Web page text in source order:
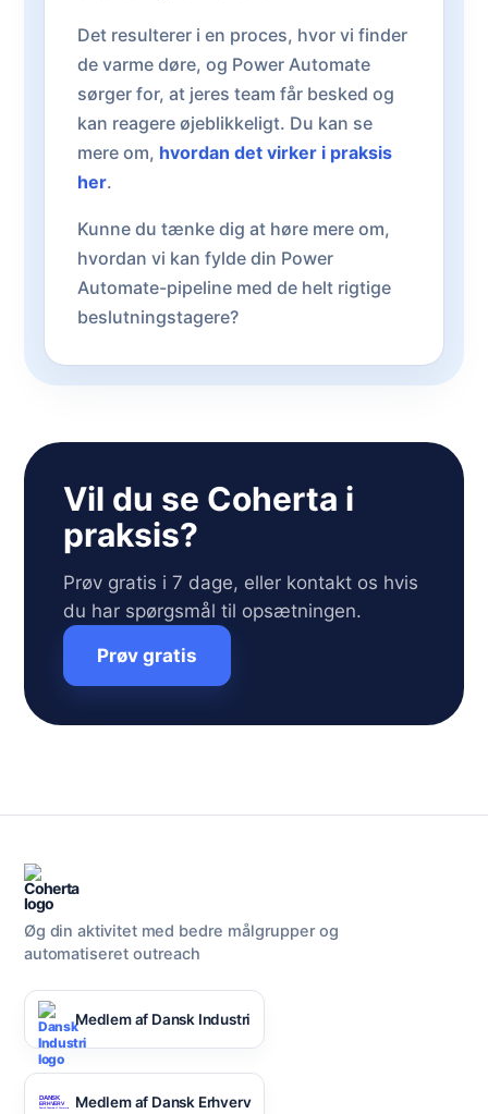
Det resulterer i en proces, hvor vi finder
de varme døre, og Power Automate
sørger for, at jeres team får besked og
kan reagere øjeblikkeligt. Du kan se
mere om, hvordan det virker i praksis
her.
Kunne du tænke dig at høre mere om,
hvordan vi kan fylde din Power
Automate-pipeline med de helt rigtige
beslutningstagere?
Vil du se Coherta i
praksis?
Prøv gratis i 7 dage, eller kontakt os hvis
du har spørgsmål til opsætningen.
Prøv gratis
Øg din aktivitet med bedre målgrupper og
automatiseret outreach
Medlem af Dansk Industri
Medlem af Dansk Erhverv